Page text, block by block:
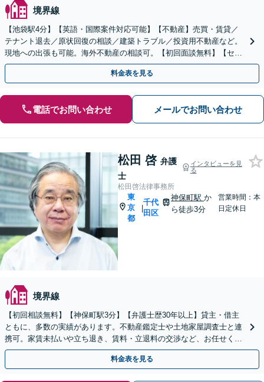
境界線
【池袋駅4分】【英語・国際案件対応可能】【不動産】売買・賃貸／
テナント退去／原状回復の相談／建築トラブル／投資用不動産など。
現地への出張も可能。海外不動産の相談可。【初回面談無料】【セミ
ナー・論文掲載・留学経験あり】
料金表を見る
電話でお問い合わせ メールでお問い合わせ
松田 啓 弁護
士
インタビューを見
る
松田啓法律事務所
東
京
都
|
千代
田区
神保町駅か
ら徒歩3分
営業時間：本
日定休日
境界線
【初回相談無料】【神保町駅3分】【弁護士歴30年以上】貸主・借主
ともに、多数の実績があります。不動産鑑定士や土地家屋調査士と連
携可。家賃未払いや立ち退き、賃料・立退料の交渉など、お任せくだ
さい【事前予約で、休日・夜間面談可】【WEB面談可】
料金表を見る